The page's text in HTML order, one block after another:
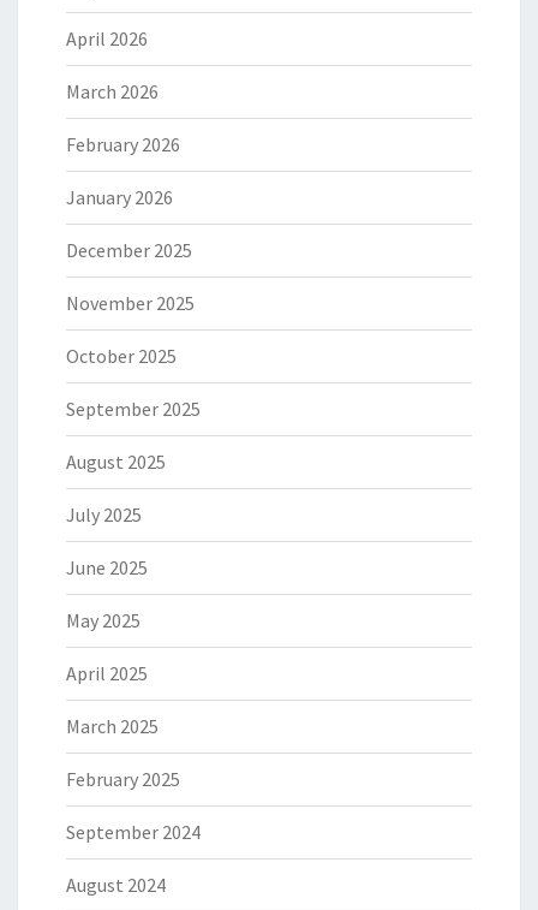
April 2026
March 2026
February 2026
January 2026
December 2025
November 2025
October 2025
September 2025
August 2025
July 2025
June 2025
May 2025
April 2025
March 2025
February 2025
September 2024
August 2024